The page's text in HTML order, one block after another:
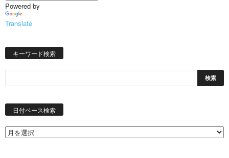
Powered by
Translate
キーワード検索
日付ベース検索